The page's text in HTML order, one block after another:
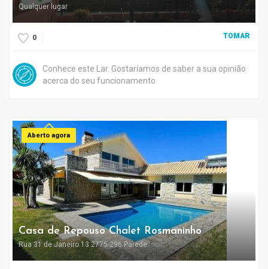
Qualquer lugar
0 TOMAR
Conhece este Lar. Gostaríamos de saber a sua opinião
acerca do seu funcionamento
Aberto agora
Casa de Repouso Chalet Rosmaninho
Rua 31 de Janeiro 13 2775-296 Parede